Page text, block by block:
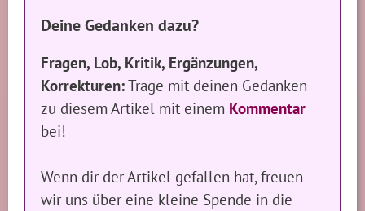
Deine Gedanken dazu?
Fragen, Lob, Kritik, Ergänzungen,
Korrekturen:Trage mit deinen Gedanken
zu diesem Artikel mit einem Kommentar
bei!
Wenn dir der Artikel gefallen hat, freuen
wir uns über eine kleine Spende in die